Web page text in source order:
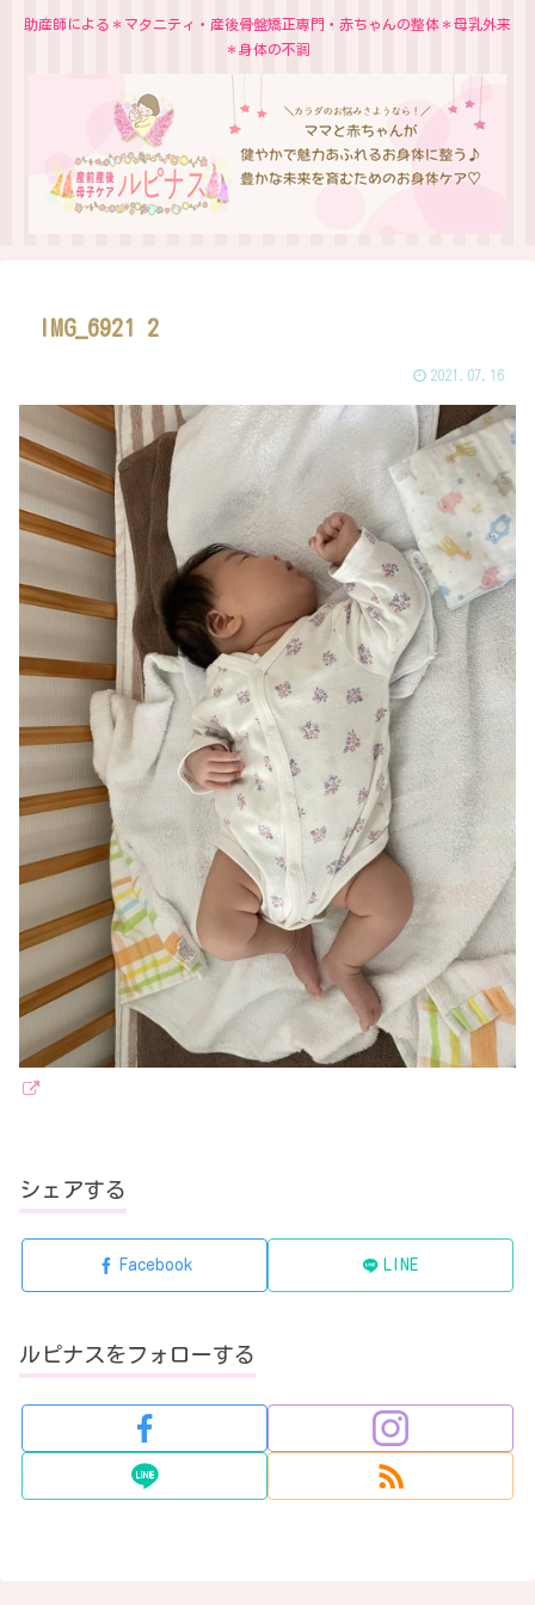
助産師による＊マタニティ・産後骨盤矯正専門・赤ちゃんの整体＊母乳外来
＊身体の不調
IMG_6921 2
2021.07.16
シェアする
Facebook LINE
ルピナスをフォローする